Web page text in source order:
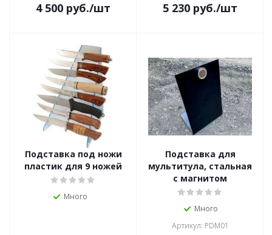
4 500 руб./шт 5 230 руб./шт
Подставка под ножи
пластик для 9 ножей
Много
Подставка для
мультитула, стальная
с магнитом
Много
Артикул: PDM01